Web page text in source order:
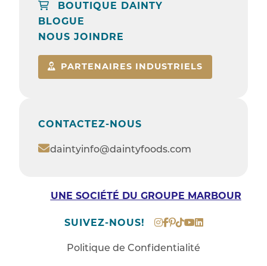
BOUTIQUE DAINTY
BLOGUE
NOUS JOINDRE
PARTENAIRES INDUSTRIELS
CONTACTEZ-NOUS
daintyinfo@daintyfoods.com
UNE SOCIÉTÉ DU GROUPE MARBOUR
SUIVEZ-NOUS!
Politique de Confidentialité